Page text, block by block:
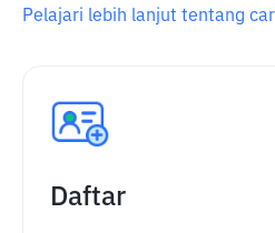
Pelajari lebih lanjut tentang
Daftar